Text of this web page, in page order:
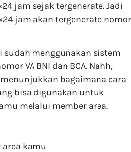
jam sejak tergenerate. Jadi
jam akan tergenerate nomor
sudah menggunakan sistem
VA BNI dan BCA. Nahh,
bagaimana cara
bisa digunakan untuk
melalui member area.
area kamu